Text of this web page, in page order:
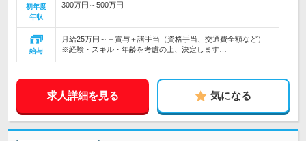
初年度
年収
300万円～500万円
給与
月給25万円～＋賞与＋諸手当（資格手当、交通費全額など）
※経験・スキル・年齢を考慮の上、決定します…
求人詳細を見る 気になる